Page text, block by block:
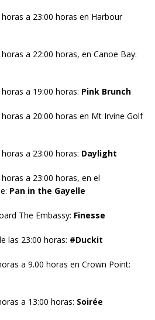
horas a 23:00 horas en Harbour
a 22:00 horas, en Canoe Bay:
a 19:00 horas: Pink Brunch
horas a 20:00 horas en Mt Irvine Golf
a 23:00 horas: Daylight
a 23:00 horas, en el
Pan in the Gayelle
The Embassy: Finesse
las 23:00 horas: #Duckit
a 9.00 horas en Crown Point:
a 13:00 horas: Soirée